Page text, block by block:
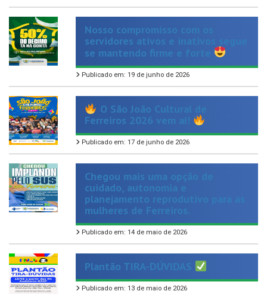
Nosso compromisso com os
servidores ativos e inativos segue
se mantendo firme e forte
Publicado em: 19 de junho de 2026
O São João Cultural de
Ferreiros 2026 vem aí!
Publicado em: 17 de junho de 2026
Chegou mais uma opção de
cuidado, autonomia e
planejamento reprodutivo para as
mulheres de Ferreiros.
Publicado em: 14 de maio de 2026
Plantão TIRA-DÚVIDAS
Publicado em: 13 de maio de 2026